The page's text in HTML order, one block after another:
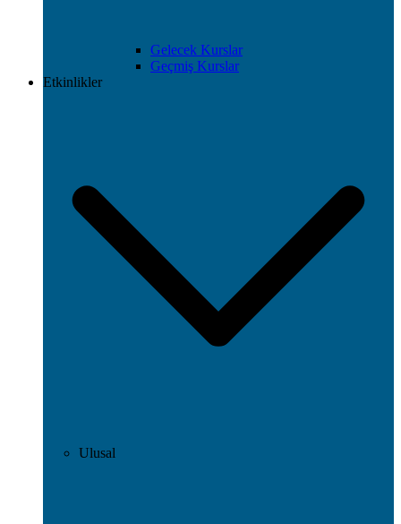
Gelecek Kurslar
Geçmiş Kurslar
Etkinlikler
Ulusal